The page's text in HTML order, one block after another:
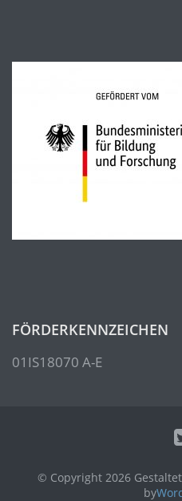
FÖRDERKENNZEICHEN
01IS18070 A-E
© Copyright 2026
by